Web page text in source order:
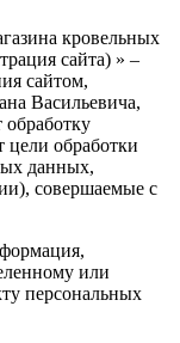
кровельных
сайта) » –
сайтом,
Васильевича,
цели обработки
данных,
совершаемые с
или
персональных